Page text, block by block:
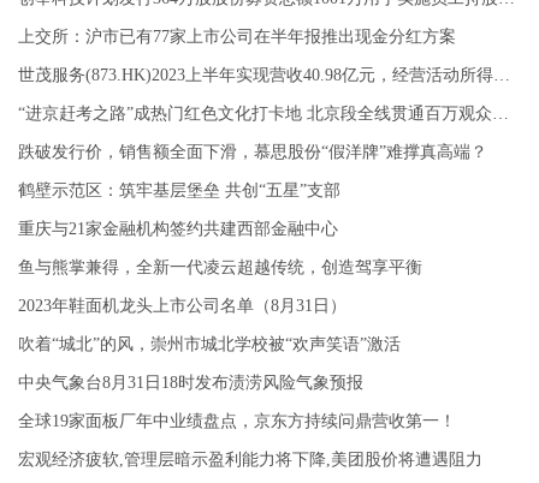
上交所：沪市已有77家上市公司在半年报推出现金分红方案
世茂服务(873.HK)2023上半年实现营收40.98亿元，经营活动所得现金净额3.51亿元
“进京赶考之路”成热门红色文化打卡地 北京段全线贯通百万观众参观
跌破发行价，销售额全面下滑，慕思股份“假洋牌”难撑真高端？
鹤壁示范区：筑牢基层堡垒 共创“五星”支部
重庆与21家金融机构签约共建西部金融中心
鱼与熊掌兼得，全新一代凌云超越传统，创造驾享平衡
2023年鞋面机龙头上市公司名单（8月31日）
吹着“城北”的风，崇州市城北学校被“欢声笑语”激活
中央气象台8月31日18时发布渍涝风险气象预报
全球19家面板厂年中业绩盘点，京东方持续问鼎营收第一！
宏观经济疲软,管理层暗示盈利能力将下降,美团股价将遭遇阻力